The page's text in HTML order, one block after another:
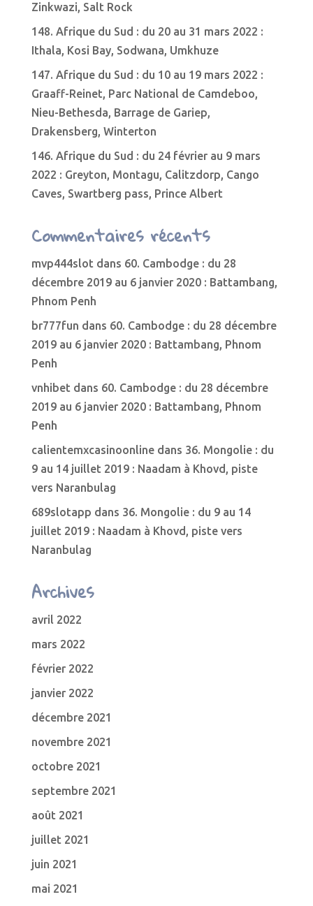
Zinkwazi, Salt Rock
148. Afrique du Sud : du 20 au 31 mars 2022 :
Ithala, Kosi Bay, Sodwana, Umkhuze
147. Afrique du Sud : du 10 au 19 mars 2022 :
Graaff-Reinet, Parc National de Camdeboo,
Nieu-Bethesda, Barrage de Gariep,
Drakensberg, Winterton
146. Afrique du Sud : du 24 février au 9 mars
2022 : Greyton, Montagu, Calitzdorp, Cango
Caves, Swartberg pass, Prince Albert
Commentaires récents
mvp444slot dans 60. Cambodge : du 28
décembre 2019 au 6 janvier 2020 : Battambang,
Phnom Penh
br777fun dans 60. Cambodge : du 28 décembre
2019 au 6 janvier 2020 : Battambang, Phnom
Penh
vnhibet dans 60. Cambodge : du 28 décembre
2019 au 6 janvier 2020 : Battambang, Phnom
Penh
calientemxcasinoonlinedans 36. Mongolie : du
9 au 14 juillet 2019 : Naadam à Khovd, piste
vers Naranbulag
689slotapp dans 36. Mongolie : du 9 au 14
juillet 2019 : Naadam à Khovd, piste vers
Naranbulag
Archives
avril 2022
mars 2022
février 2022
janvier 2022
décembre 2021
novembre 2021
octobre 2021
septembre 2021
août 2021
juillet 2021
juin 2021
mai 2021